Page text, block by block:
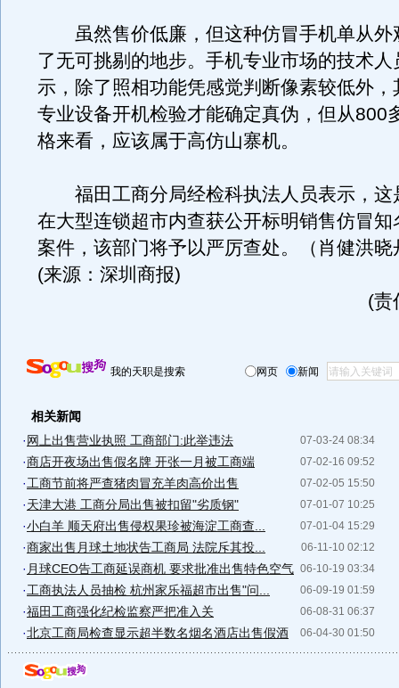
虽然售价低廉，但这种仿冒手机单从外
了无可挑剔的地步。手机专业市场的技术人
示，除了照相功能凭感觉判断像素较低外，
专业设备开机检验才能确定真伪，但从800
格来看，应该属于高仿山寨机。
福田工商分局经检科执法人员表示，这
在大型连锁超市内查获公开标明销售仿冒知
案件，该部门将予以严厉查处。（肖健洪晓
(来源：深圳商报)
(责
我的天职是搜索 网页 新闻
相关新闻
07-03-24 08:34
·网上出售营业执照 工商部门:此举违法
07-02-16 09:52
·商店开夜场出售假名牌 开张一月被工商端
07-02-05 15:50
·工商节前将严查猪肉冒充羊肉高价出售
07-01-07 10:25
·天津大港 工商分局出售被扣留"劣质钢"
07-01-04 15:29
·小白羊 顺天府出售侵权果珍被海淀工商查...
06-11-10 02:12
·商家出售月球土地状告工商局 法院斥其投...
06-10-19 03:34
· 月球CEO告工商延误商机 要求批准出售特色空气
06-09-19 01:59
·工商执法人员抽检 杭州家乐福超市出售"问...
06-08-31 06:37
·福田工商强化纪检监察严把准入关
06-04-30 01:50
·北京工商局检查显示超半数名烟名酒店出售假酒